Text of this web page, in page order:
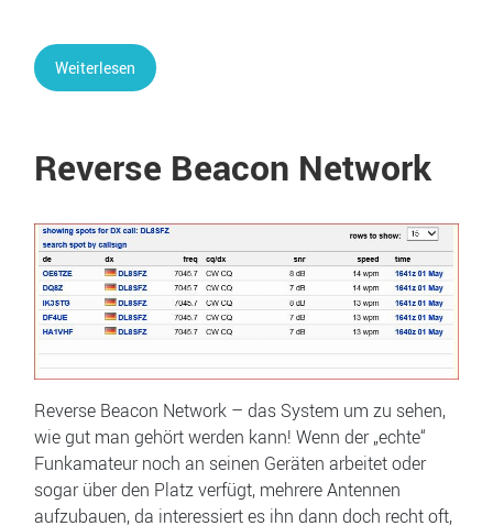
Weiterlesen
Reverse Beacon Network
Reverse Beacon Network – das System um zu sehen,
wie gut man gehört werden kann! Wenn der „echte“
Funkamateur noch an seinen Geräten arbeitet oder
sogar über den Platz verfügt, mehrere Antennen
aufzubauen, da interessiert es ihn dann doch recht oft,